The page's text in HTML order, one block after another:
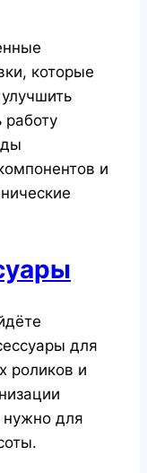
которые
и
для
роликов и
нужно для